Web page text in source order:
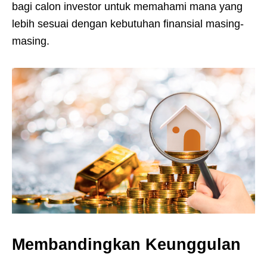
bagi calon investor untuk memahami mana yang
lebih sesuai dengan kebutuhan finansial masing-
masing.
Membandingkan Keunggulan